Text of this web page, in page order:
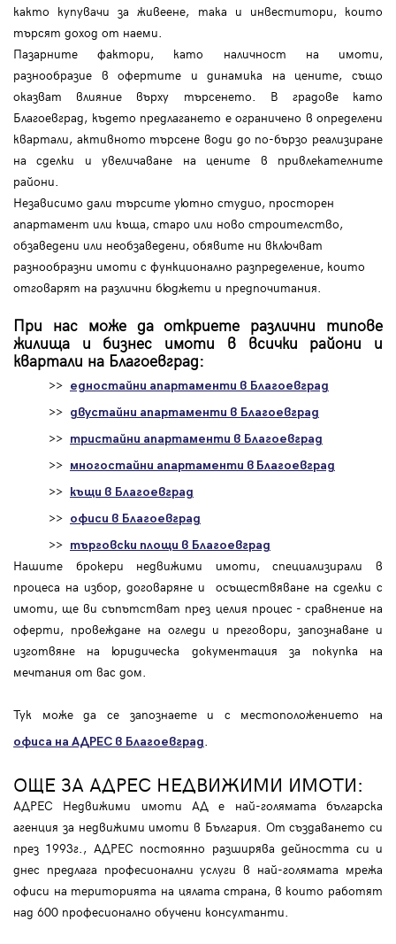
както купувачи за живеене, така и инвеститори, които
търсят доход от наеми.
Пазарните фактори, като наличност на имоти,
разнообразие в офертите и динамика на цените, също
оказват влияние върху търсенето. В градове като
Благоевград, където предлагането е ограничено в определени
квартали, активното търсене води до по-бързо реализиране
на сделки и увеличаване на цените в привлекателните
райони.
Независимо дали търсите уютно студио, просторен
апартамент или къща, старо или ново строителство,
обзаведени или необзаведени, обявите ни включват
разнообразни имоти с функционално разпределение, които
отговарят на различни бюджети и предпочитания.
При нас може да откриете различни типове
жилища и бизнес имоти в всички райони и
квартали на Благоевград:
>> едностайни апартаменти в Благоевград
>> двустайни апартаменти в Благоевград
>> тристайни апартаменти в Благоевград
>> многостайни апартаменти в Благоевград
>> къщи в Благоевград
>> офиси в Благоевград
>> търговски площи в Благоевград
Нашите брокери недвижими имоти, специализирали в
процеса на избор, договаряне и осъществяване на сделки с
имоти, ще ви съпътстват през целия процес - сравнение на
оферти, провеждане на огледи и преговори, запознаване и
изготвяне на юридическа документация за покупка на
мечтания от вас дом.
Тук може да се запознаете и с местоположението на
офиса на АДРЕС в Благоевград
ОЩЕ ЗА АДРЕС НЕДВИЖИМИ ИМОТИ:
АДРЕС Недвижими имоти АД е най-голямата българска
агенция за недвижими имоти в България. От създаването си
през 1993г., АДРЕС постоянно разширява дейността си и
днес предлага професионални услуги в най-голямата мрежа
офиси на територията на цялата страна, в които работят
над 600 професионално обучени консултанти.